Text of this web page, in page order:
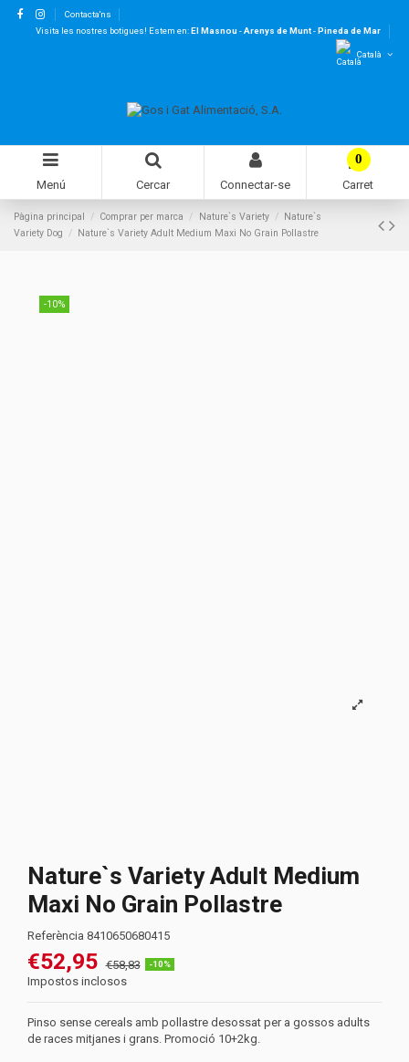
Contacta'ns
Visita les nostres botigues! Estem en:El Masnou-Arenys de Munt-Pineda de Mar
Català
Menú Cercar Connectar-se
0
Carret
Pàgina principal Comprar per marca Nature`s Variety
Nature`s
Variety Dog
Nature`s Variety Adult Medium Maxi No Grain Pollastre
-10%
Nature`s Variety Adult Medium
Maxi No Grain Pollastre
Referència 8410650680415
€52,95 €58,83 -10%
Impostos inclosos
Pinso sense cereals amb pollastre desossat per a gossos adults
de races mitjanes i grans. Promoció 10+2kg.